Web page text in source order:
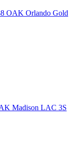
OAK Orlando Gold
Madison LAC 3S